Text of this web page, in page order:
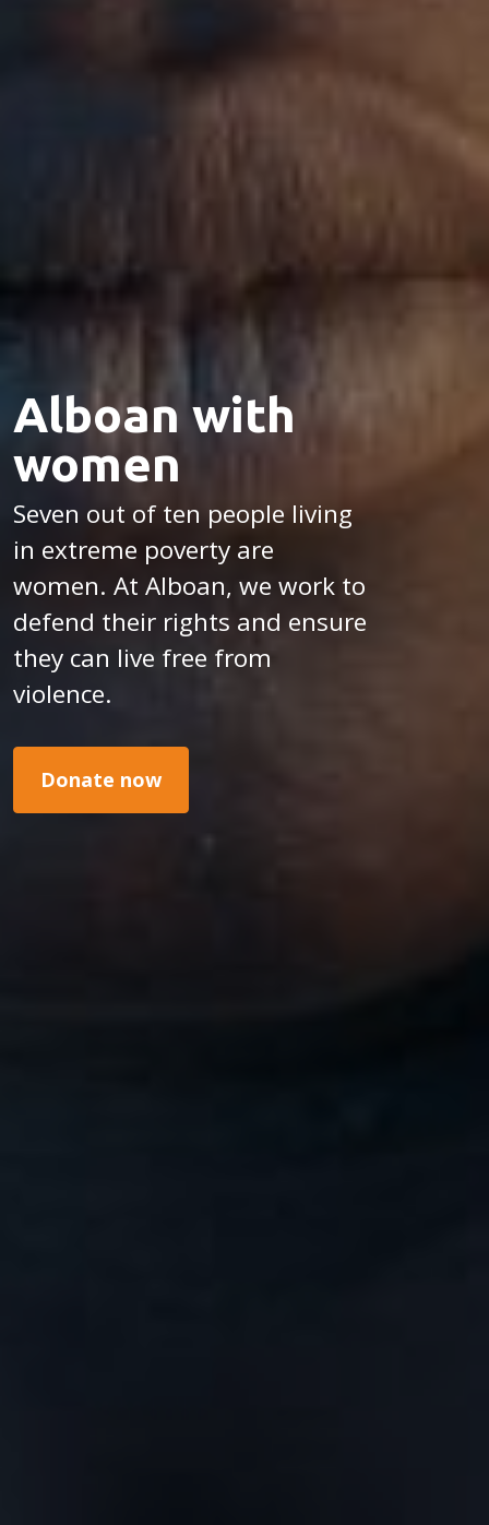
Alboan with
women
Seven out of ten people living
in extreme poverty are
women. At Alboan, we work to
defend their rights and ensure
they can live free from
violence.
Donate now